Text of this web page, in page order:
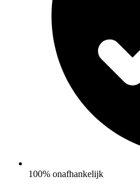
100% onafhankelijk